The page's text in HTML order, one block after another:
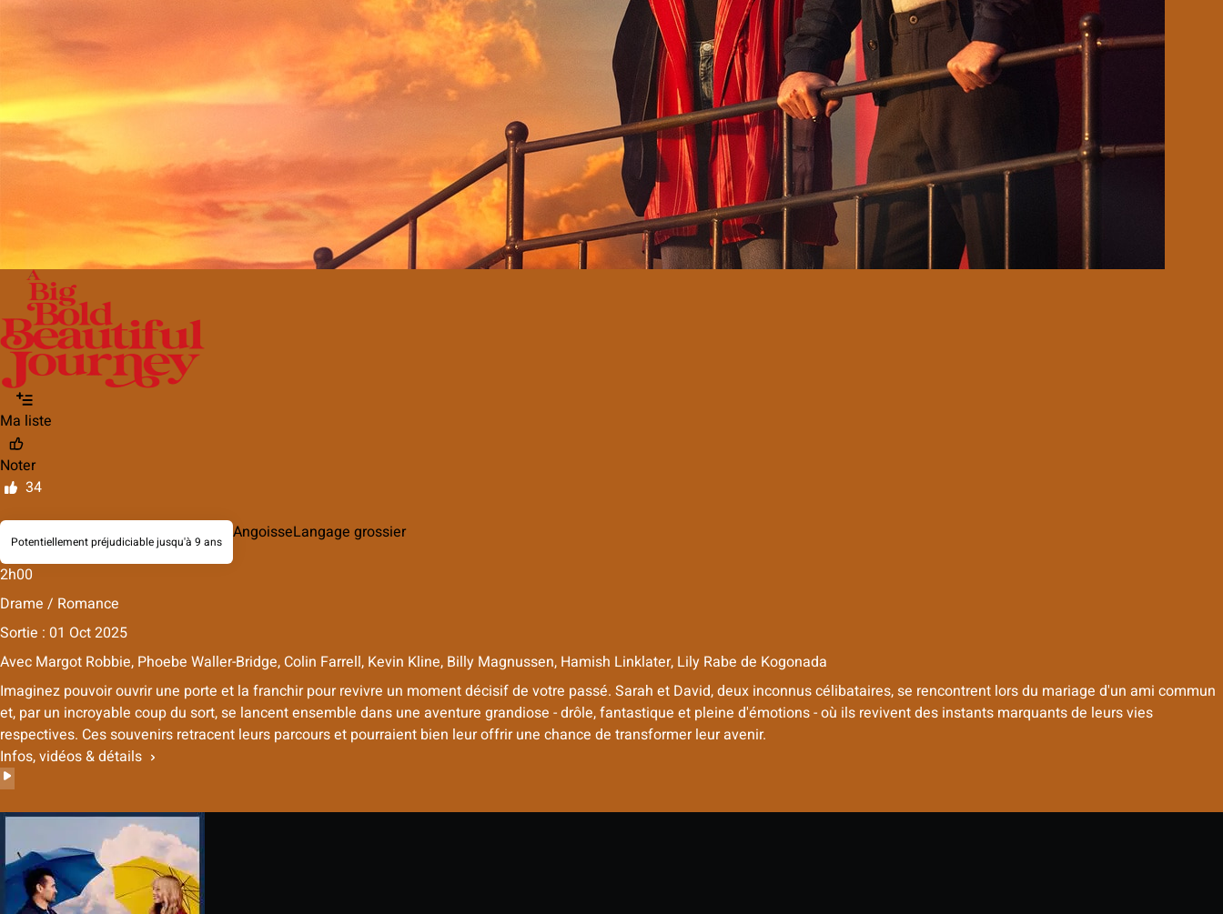
Ma liste
Noter
34
Potentiellement préjudiciable jusqu'à 9 ans AngoisseLangage grossier
2h00
Drame / Romance
Sortie : 01 Oct 2025
Avec Margot Robbie, Phoebe Waller-Bridge, Colin Farrell, Kevin Kline, Billy Magnussen, Hamish Linklater, Lily Rabe de Kogonada
Imaginez pouvoir ouvrir une porte et la franchir pour revivre un moment décisif de votre passé. Sarah et David, deux inconnus célibataires, se rencontrent lors du mariage d'un ami commun
et, par un incroyable coup du sort, se lancent ensemble dans une aventure grandiose - drôle, fantastique et pleine d'émotions - où ils revivent des instants marquants de leurs vies
respectives. Ces souvenirs retracent leurs parcours et pourraient bien leur offrir une chance de transformer leur avenir.
Infos, vidéos & détails